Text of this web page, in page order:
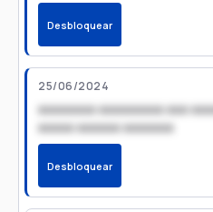
Desbloquear
25/06/2024
xxxxxxxx xxxxxxxxx xxx
xxxxx xxxxxx xxxxxxx
Desbloquear